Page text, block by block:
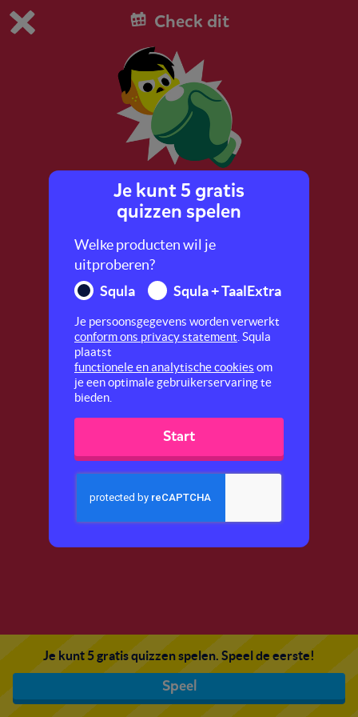
Dit is de gratis demo van Squla.
Bestel nu
0
Check dit
Kun jij tegen een stootje?
Je kunt 5 gratis quizzen spelen. Speel de eerste!
Speel
Je kunt 5 gratis
quizzen spelen
Welke producten wil je
uitproberen?
Squla
Squla + TaalExtra
Je persoonsgegevens worden verwerkt
conform ons privacy statement . Squla
plaatst
functionele en analytische cookies om
je een optimale gebruikerservaring te
bieden.
Start